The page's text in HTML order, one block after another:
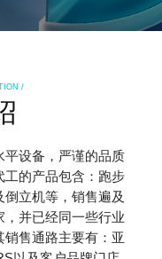
/
平设备，严谨的品质
工的产品包含：跑步
立机等，销售遍及
并已经同一些行业
售通路主要有：亚